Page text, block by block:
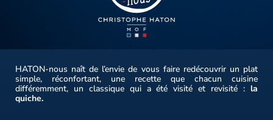
HATON-nous naît de l’envie de vous faire redécouvrir un plat
simple, réconfortant, une recette que chacun cuisine
différemment, un classique qui a été visité et revisité : la
quiche.